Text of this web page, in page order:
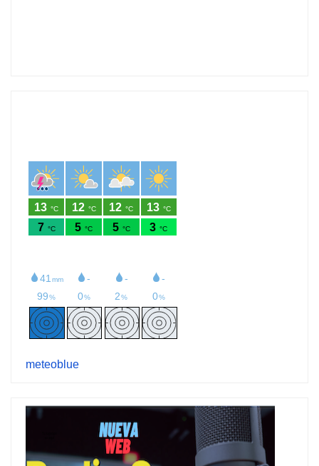
meteoblue